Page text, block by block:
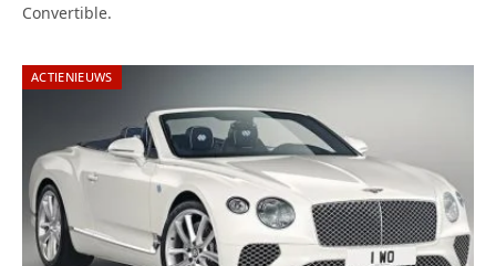
Convertible.
ACTIENIEUWS